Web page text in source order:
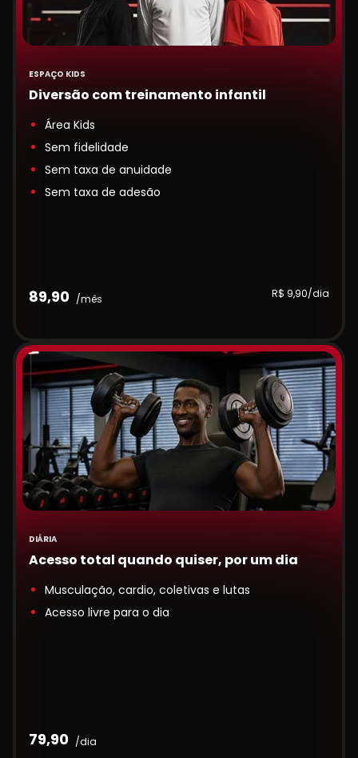
ESPAÇO KIDS
Diversão com treinamento infantil
Área Kids
Sem fidelidade
Sem taxa de anuidade
Sem taxa de adesão
89,90 /mês R$ 9,90/dia
DIÁRIA
Acesso total quando quiser, por um dia
Musculação, cardio, coletivas e lutas
Acesso livre para o dia
79,90 /dia